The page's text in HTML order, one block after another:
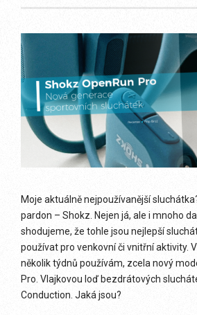
Moje aktuálně nejpoužívanější
pardon – Shokz. Nejen já, ale i mnoho
shodujeme, že tohle jsou nejlepší
používat pro venkovní či vnitřní aktivity.
několik týdnů používám, zcela nový
Pro. Vlajkovou loď bezdrátových
Conduction. Jaká jsou?